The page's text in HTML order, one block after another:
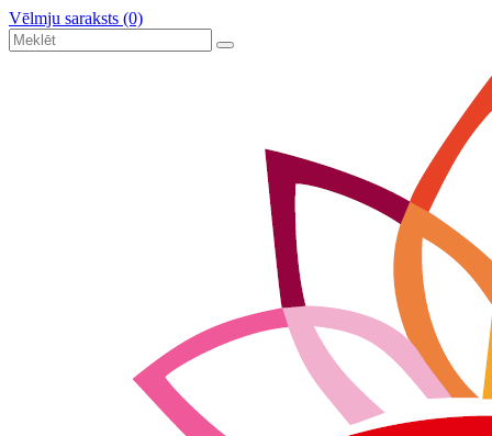
Vēlmju saraksts (0)